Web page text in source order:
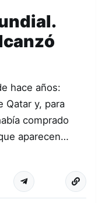
hace años:
Qatar y, para
comprado
aparecen…
Más